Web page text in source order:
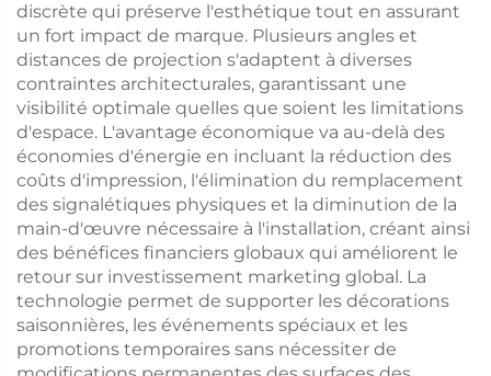
discrète qui préserve l'esthétique tout en assurant
un fort impact de marque. Plusieurs angles et
distances de projection s'adaptent à diverses
contraintes architecturales, garantissant une
visibilité optimale quelles que soient les limitations
d'espace. L'avantage économique va au-delà des
économies d'énergie en incluant la réduction des
coûts d'impression, l'élimination du remplacement
des signalétiques physiques et la diminution de la
main-d'œuvre nécessaire à l'installation, créant ainsi
des bénéfices financiers globaux qui améliorent le
retour sur investissement marketing global. La
technologie permet de supporter les décorations
saisonnières, les événements spéciaux et les
promotions temporaires sans nécessiter de